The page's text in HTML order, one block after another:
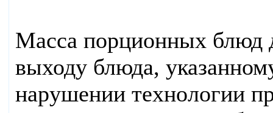
Масса порционных блюд
выходу блюда,
нарушении технологии